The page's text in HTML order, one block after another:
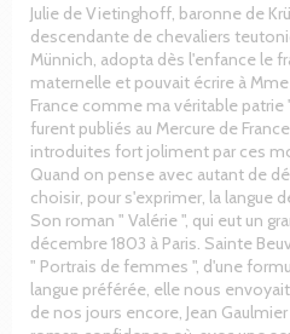
Julie de Vietinghoff, baronne de
descendante de chevaliers
Münnich, adopta dès l'enfance le
maternelle et pouvait écrire à Mme
France comme ma véritable patrie
furent publiés au Mercure de
introduites fort joliment par ces
Quand on pense avec autant de
choisir, pour s'exprimer, la langue
Son roman " Valérie ", qui eut un
décembre 1803 à Paris. Sainte
" Portrais de femmes ", d'une
langue préférée, elle nous
de nos jours encore, Jean